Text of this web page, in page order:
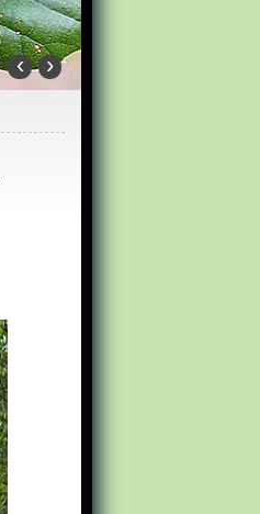
‹ ›